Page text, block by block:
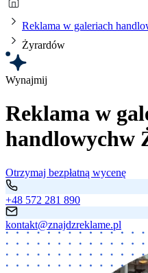
Reklama w galeriach
Żyrardów
Wynajmij
Reklama w
handlowychw
Otrzymaj bezpłatną wycenę
+48 572 281 890
kontakt@znajdzreklame.pl